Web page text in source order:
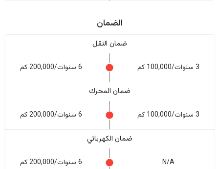
الضمان
ضمان النقل
3 سنوات/100,000 كم 6 سنوات/200,000 كم
ضمان المحرك
3 سنوات/100,000 كم 6 سنوات/200,000 كم
ضمان الكهربائي
N/A 6 سنوات/200,000 كم